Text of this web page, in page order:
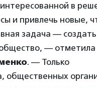
в
и привлечь новые,
задача — создать
— отметила
. — Только
общественных